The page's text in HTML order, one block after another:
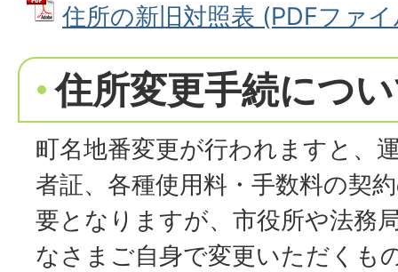
住所の新旧対照表 (PDFファ
住所変更手続につ
町名地番変更が行われますと、
者証、各種使用料・手数料の契
要となりますが、市役所や法務
なさまご自身で変更いただくも